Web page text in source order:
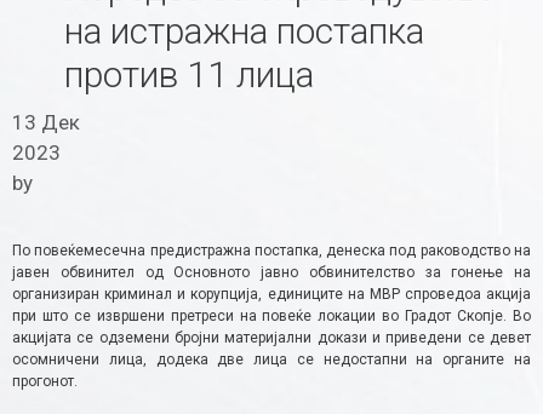
на истражна постапка
против 11 лица
13 Дек
2023
by
По повеќемесечна предистражна постапка, денеска под раководство на
јавен обвинител од Основното јавно обвинителство за гонење на
организиран криминал и корупција, единиците на МВР спроведоа акција
при што се извршени претреси на повеќе локации во Градот Скопје. Во
акцијата се одземени бројни материјални докази и приведени се девет
осомничени лица, додека две лица се недостапни на органите на
прогонот.